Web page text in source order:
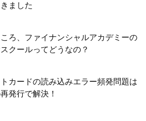
ました
ろ、ファイナンシャルアカデミーの
クールってどうなの？
カードの読み込みエラー頻発問題は
発行で解決！